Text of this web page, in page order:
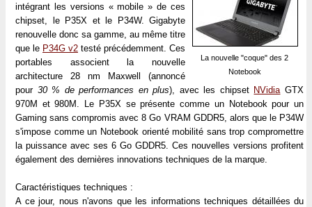
La nouvelle "coque" des 2
Notebook
intégrant les versions « mobile » de ces
chipset, le P35X et le P34W. Gigabyte
renouvelle donc sa gamme, au même titre
que le P34G v2 testé précédemment. Ces
portables associent la nouvelle
architecture 28 nm Maxwell (annoncé
pour 30 % de performances en plus), avec les chipset NVidiaGTX
970M et 980M. Le P35X se présente comme un Notebook pour un
Gaming sans compromis avec 8 Go VRAM GDDR5, alors que le P34W
s'impose comme un Notebook orienté mobilité sans trop compromettre
la puissance avec ses 6 Go GDDR5. Ces nouvelles versions profitent
également des dernières innovations techniques de la marque.
Caractéristiques techniques :
A ce jour, nous n'avons que les informations techniques détaillées du